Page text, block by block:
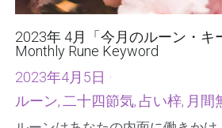
2023年 4月「今月のルーン・キ